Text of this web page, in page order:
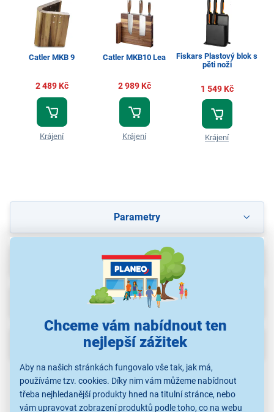
Chceme vám nabídnout ten
nejlepší zážitek
Aby na našich stránkách fungovalo vše tak, jak má,
používáme tzv. cookies. Díky nim vám můžeme nabídnout
třeba nejhledanější produkty hned na titulní stránce, nebo
vám upravovat zobrazení produktů podle toho, co na webu
Catler MKB 9
2 489 Kč
Krájení
Catler MKB10 Lea
2 989 Kč
Krájení
Fiskars Plastový blok s
pěti noži
1 549 Kč
Krájení
Popis
Parametry
Recenze
Ke stažení(1)